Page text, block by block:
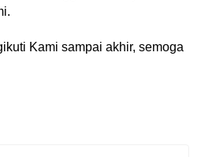
Kami sampai akhir, semoga